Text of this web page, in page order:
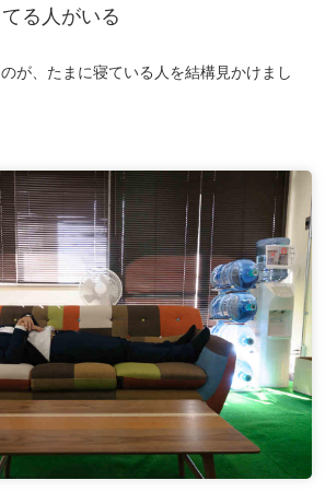
る人がいる
が、たまに寝ている人を結構見かけまし